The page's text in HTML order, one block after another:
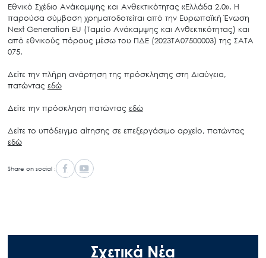
Εθνικό Σχέδιο Ανάκαμψης και Ανθεκτικότητας «Ελλάδα 2.0». Η
παρούσα σύμβαση χρηματοδοτείται από την Ευρωπαϊκή Ένωση
Next Generation EU (Ταμείο Ανάκαμψης και Ανθεκτικότητας) και
από εθνικούς πόρους μέσω του ΠΔΕ (2023ΤΑ07500003) της ΣΑTA
075.
Δείτε την πλήρη ανάρτηση της πρόσκλησης στη Διαύγεια,
πατώντας εδώ
Δείτε την πρόσκληση πατώντας εδώ
Δείτε το υπόδειγμα αίτησης σε επεξεργάσιμο αρχείο, πατώντας
εδώ
Share on social :
Σχετικά Νέα